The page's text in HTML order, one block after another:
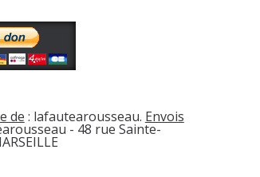
de : lafautearousseau. Envois
- 48 rue Sainte-